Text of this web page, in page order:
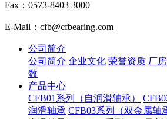
Fax：0573-8403 3000
E-Mail：cfb@cfbearing.com
公司简介
公司简介 企业文化 荣誉资质 厂
数
产品中心
CFB01系列（自润滑轴承）
润滑轴承 CFB03系列（双金属轴